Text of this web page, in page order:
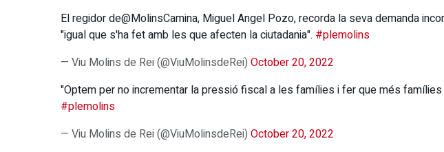
El regidor de@MolinsCamina, Miguel Angel Pozo, recorda la seva demanda
"igual que s'ha fet amb les que afecten la ciutadania". #plemolins
— Viu Molins de Rei (@ViuMolinsdeRei) October 20, 2022
"Optem per no incrementar la pressió fiscal a les famílies i fer que més
#plemolins
— Viu Molins de Rei (@ViuMolinsdeRei) October 20, 2022